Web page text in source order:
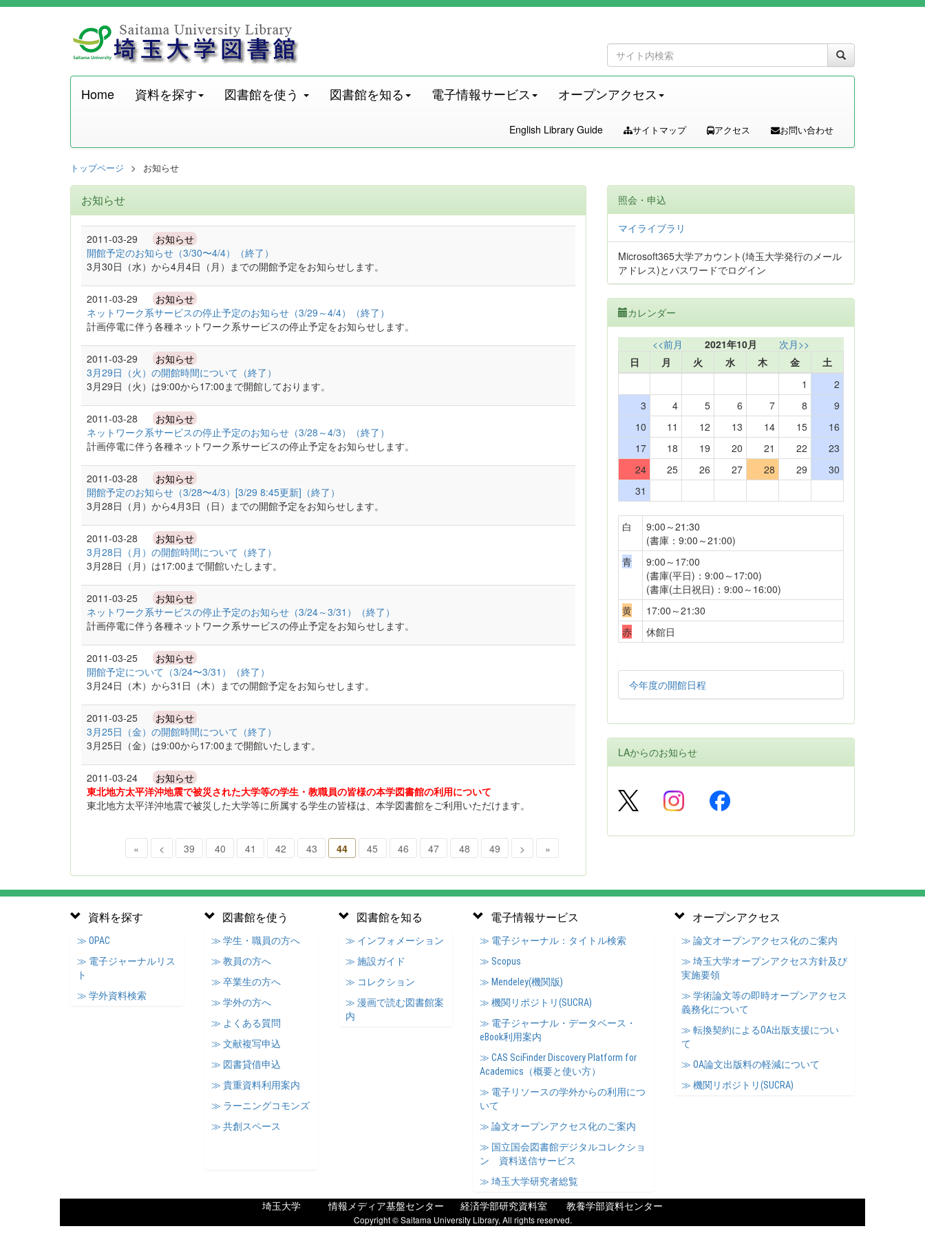
Home 資料を探す 図書館を使う 図書館を知る 電子情報サービス オープンアクセス
English Library Guide サイトマップ アクセス お問い合わせ
トップページ お知らせ
お知らせ
2011-03-29 お知らせ
開館予定のお知らせ（3/30〜4/4）（終了）
3月30日（水）から4月4日（月）までの開館予定をお知らせします。
2011-03-29 お知らせ
ネットワーク系サービスの停止予定のお知らせ（3/29～4/4）（終了）
計画停電に伴う各種ネットワーク系サービスの停止予定をお知らせします。
2011-03-29 お知らせ
3月29日（火）の開館時間について（終了）
3月29日（火）は9:00から17:00まで開館しております。
2011-03-28 お知らせ
ネットワーク系サービスの停止予定のお知らせ（3/28～4/3）（終了）
計画停電に伴う各種ネットワーク系サービスの停止予定をお知らせします。
2011-03-28 お知らせ
開館予定のお知らせ（3/28〜4/3）[3/29 8:45更新]（終了）
3月28日（月）から4月3日（日）までの開館予定をお知らせします。
2011-03-28 お知らせ
3月28日（月）の開館時間について（終了）
3月28日（月）は17:00まで開館いたします。
2011-03-25 お知らせ
ネットワーク系サービスの停止予定のお知らせ（3/24～3/31）（終了）
計画停電に伴う各種ネットワーク系サービスの停止予定をお知らせします。
2011-03-25 お知らせ
開館予定について（3/24〜3/31）（終了）
3月24日（木）から31日（木）までの開館予定をお知らせします。
2011-03-25 お知らせ
3月25日（金）の開館時間について（終了）
3月25日（金）は9:00から17:00まで開館いたします。
2011-03-24 お知らせ
東北地方太平洋沖地震で被災された大学等の学生・教職員の皆様の本学図書館の利用について
東北地方太平洋沖地震で被災した大学等に所属する学生の皆様は、本学図書館をご利用いただけます。
« < 39 40 41 42 43 44 45 46 47 48 49 > »
照会・申込
マイライブラリ
Microsoft365大学アカウント(埼玉大学発行のメール
アドレス)とパスワードでログイン
カレンダー
<<前月 2021年10月
次月>>
日
月 火 水 木 金
土
1
2
3
4 5 6 7 8
9
10
11 12 13 14 15
16
17
18 19 20 21 22
23
24
25 26 27 28 29
30
31
白
9:00～21:30
(書庫：9:00～21:00)
青
9:00～17:00
(書庫(平日)：9:00～17:00)
(書庫(土日祝日)：9:00～16:00)
黄
17:00～21:30
赤
休館日
今年度の開館日程
LAからのお知らせ
資料を探す
≫ OPAC
≫ 電子ジャーナルリス
ト
≫ 学外資料検索
図書館を使う
≫ 学生・職員の方へ
≫ 教員の方へ
≫ 卒業生の方へ
≫ 学外の方へ
≫ よくある質問
≫ 文献複写申込
≫ 図書貸借申込
≫ 貴重資料利用案内
≫ ラーニングコモンズ
≫ 共創スペース
図書館を知る
≫ インフォメーション
≫ 施設ガイド
≫ コレクション
≫ 漫画で読む図書館案
内
電子情報サービス
≫ 電子ジャーナル：タイトル検索
≫ Scopus
≫ Mendeley(機関版)
≫ 機関リポジトリ(SUCRA)
≫ 電子ジャーナル・データベース・
eBook利用案内
≫ CAS SciFinder Discovery Platform for
Academics（概要と使い方）
≫ 電子リソースの学外からの利用につ
いて
≫ 論文オープンアクセス化のご案内
≫ 国立国会図書館デジタルコレクショ
ン 資料送信サービス
≫ 埼玉大学研究者総覧
オープンアクセス
≫ 論文オープンアクセス化のご案内
≫ 埼玉大学オープンアクセス方針及び
実施要領
≫ 学術論文等の即時オープンアクセス
義務化について
≫ 転換契約によるOA出版支援につい
て
≫ OA論文出版料の軽減について
≫ 機関リポジトリ(SUCRA)
埼玉大学 情報メディア基盤センター 経済学部研究資料室 教養学部資料センター
Copyright © Saitama University Library, All rights reserved.